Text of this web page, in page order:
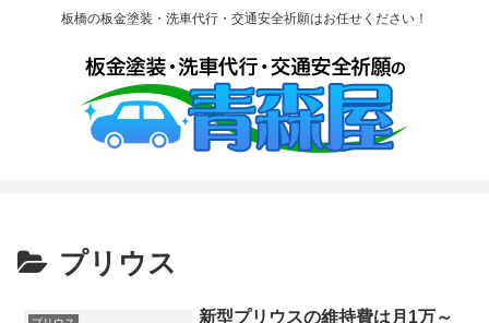
板橋の板金塗装・洗車代行・交通安全祈願はお任せください！
プリウス
新型プリウスの維持費は月1万～